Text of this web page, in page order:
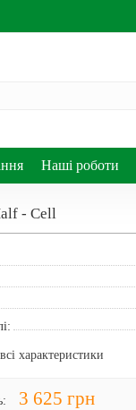
Наші роботи
- Cell
характеристики
3 625 грн